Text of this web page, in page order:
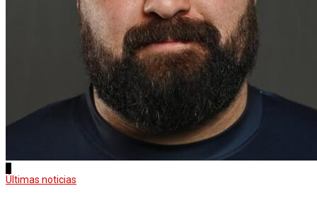
Últimas noticias